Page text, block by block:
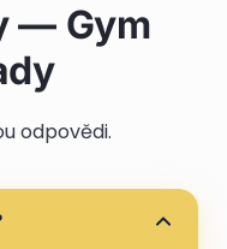
— Gym
odpovědi.